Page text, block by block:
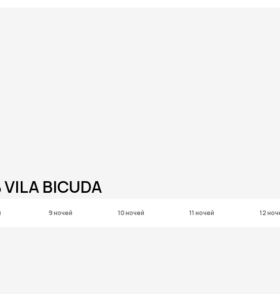
BICUDA
9 ночей 10 ночей 11 ночей 12